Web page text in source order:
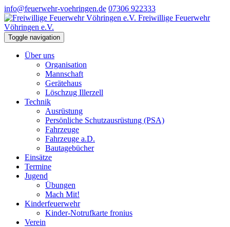
info@feuerwehr-voehringen.de 07306 922333
Freiwillige Feuerwehr
Vöhringen e.V.
Toggle navigation
Über uns
Organisation
Mannschaft
Gerätehaus
Löschzug Illerzell
Technik
Ausrüstung
Persönliche Schutzausrüstung (PSA)
Fahrzeuge
Fahrzeuge a.D.
Bautagebücher
Einsätze
Termine
Jugend
Übungen
Mach Mit!
Kinderfeuerwehr
Kinder-Notrufkarte fronius
Verein